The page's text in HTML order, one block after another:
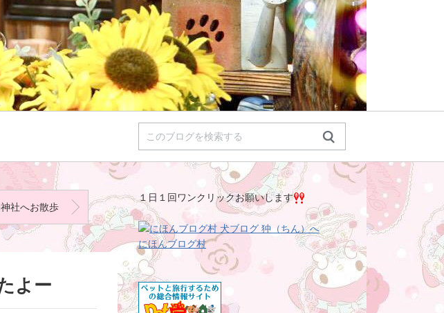
社へお散歩
よー
１日１回ワンクリックお願いします
にほんブログ村